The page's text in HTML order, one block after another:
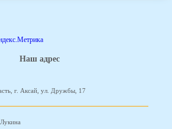
Наш адрес
г. Аксай, ул. Дружбы, 17